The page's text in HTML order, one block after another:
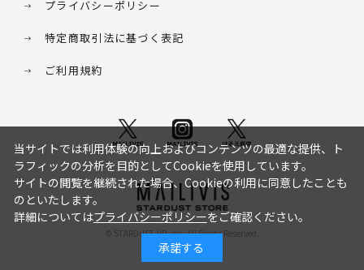
プライバシーポリシー
特定商取引法に基づく表記
ご利用規約
© STARDUST HD. inc. All Rights Reserved.
当サイトでは利用体験の向上およびコンテンツの最適な提供、ト
ラフィックの分析を目的としてCookieを使用しています。
サイトの閲覧を継続された場合、Cookieの利用に同意したことも
のといたします。
詳細についてはプライバシーポリシーをご確認ください。
承諾する